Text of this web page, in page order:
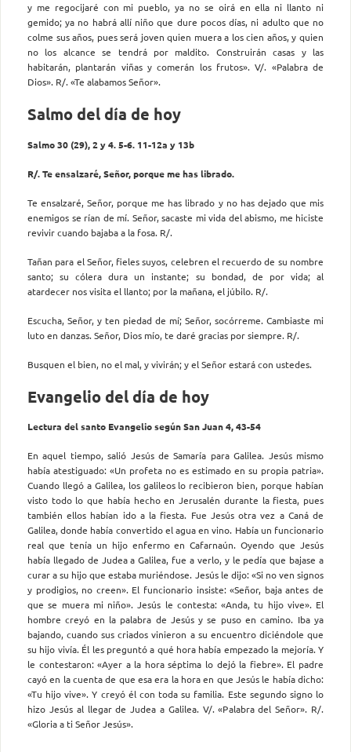
y me regocijaré con mi pueblo, ya no se oirá en ella ni llanto ni
gemido; ya no habrá allí niño que dure pocos días, ni adulto que no
colme sus años, pues será joven quien muera a los cien años, y quien
no los alcance se tendrá por maldito. Construirán casas y las
habitarán, plantarán viñas y comerán los frutos». V/. «Palabra de
Dios». R/. «Te alabamos Señor».
Salmo del día de hoy
Salmo 30 (29), 2 y 4. 5-6. 11-12a y 13b
R/. Te ensalzaré, Señor, porque me has librado.
Te ensalzaré, Señor, porque me has librado y no has dejado que mis
enemigos se rían de mí. Señor, sacaste mi vida del abismo, me hiciste
revivir cuando bajaba a la fosa. R/.
Tañan para el Señor, fieles suyos, celebren el recuerdo de su nombre
santo; su cólera dura un instante; su bondad, de por vida; al
atardecer nos visita el llanto; por la mañana, el júbilo. R/.
Escucha, Señor, y ten piedad de mí; Señor, socórreme. Cambiaste mi
luto en danzas. Señor, Dios mío, te daré gracias por siempre. R/.
Busquen el bien, no el mal, y vivirán; y el Señor estará con ustedes.
Evangelio del día de hoy
Lectura del santo Evangelio según San Juan 4, 43-54
En aquel tiempo, salió Jesús de Samaría para Galilea. Jesús mismo
había atestiguado: «Un profeta no es estimado en su propia patria».
Cuando llegó a Galilea, los galileos lo recibieron bien, porque habían
visto todo lo que había hecho en Jerusalén durante la fiesta, pues
también ellos habían ido a la fiesta. Fue Jesús otra vez a Caná de
Galilea, donde había convertido el agua en vino. Había un funcionario
real que tenía un hijo enfermo en Cafarnaún. Oyendo que Jesús
había llegado de Judea a Galilea, fue a verlo, y le pedía que bajase a
curar a su hijo que estaba muriéndose. Jesús le dijo: «Si no ven signos
y prodigios, no creen». El funcionario insiste: «Señor, baja antes de
que se muera mi niño». Jesús le contesta: «Anda, tu hijo vive». El
hombre creyó en la palabra de Jesús y se puso en camino. Iba ya
bajando, cuando sus criados vinieron a su encuentro diciéndole que
su hijo vivía. Él les preguntó a qué hora había empezado la mejoría. Y
le contestaron: «Ayer a la hora séptima lo dejó la fiebre». El padre
cayó en la cuenta de que esa era la hora en que Jesús le había dicho:
«Tu hijo vive». Y creyó él con toda su familia. Este segundo signo lo
hizo Jesús al llegar de Judea a Galilea. V/. «Palabra del Señor». R/.
«Gloria a ti Señor Jesús».